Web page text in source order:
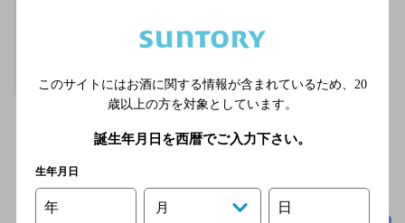
噌天神前駅／ＪＲ豊肥
Ｒ阿蘇高原線 新水前
寺駅
3,000円以上～5,000円未
このサイトにはお酒に関する情報が含まれているため、 20
歳以上の方を対象としています。
誕生年月日を西暦でご入力下さい。
生年月日
年 月 日